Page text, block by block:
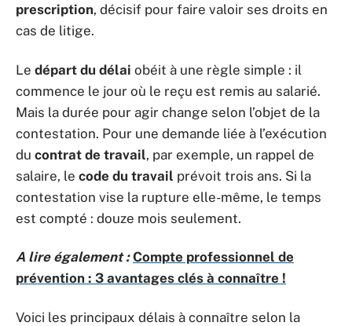
prescription, décisif pour faire valoir ses droits en
cas de litige.
Le départ du délai obéit à une règle simple : il
commence le jour où le reçu est remis au salarié.
Mais la durée pour agir change selon l’objet de la
contestation. Pour une demande liée à l’exécution
du contrat de travail, par exemple, un rappel de
salaire, le code du travail prévoit trois ans. Si la
contestation vise la rupture elle-même, le temps
est compté : douze mois seulement.
A lire également : Compte professionnel de
prévention : 3 avantages clés à connaître !
Voici les principaux délais à connaître selon la